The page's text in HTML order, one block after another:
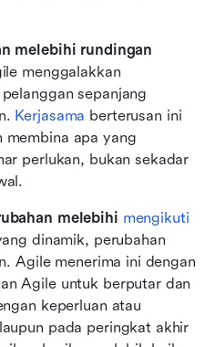
melebihi rundingan
menggalakkan
sepanjang
Kerjasama berterusan ini
membina apa yang
perlukan, bukan sekadar
melebihi mengikuti
dinamik, perubahan
Agile menerima ini dengan
Agile untuk berputar dan
keperluan atau
pada peringkat akhir